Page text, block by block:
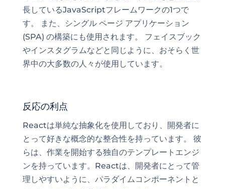
長しているJavaScriptフレームワークの1つで
す。 また、シングル ページ アプリケーション
(SPA) の構築にも使用されます。 フェイスブック
やインスタグラムなどと同じように、おそらく世
界中の大多数の人々が使用しています。
反応の利点
Reactは単純な抽象化を使用しており、開発者に
とって好きな概念的な整合性を持っています。 彼
らは、作業を開始する独自のテンプレートエンジ
ンを持っています。Reactは、開発者にとって管
理しやすいように、パラダイムコンポーネントと